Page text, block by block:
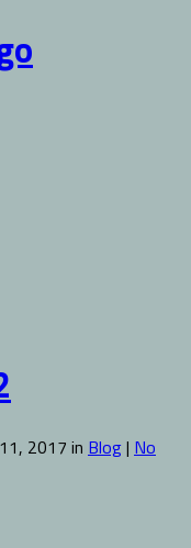
2017 in Blog| No